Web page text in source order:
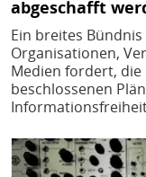
abgeschafft
Ein breites
Organisationen,
Medien fordert,
beschlossenen
Bild